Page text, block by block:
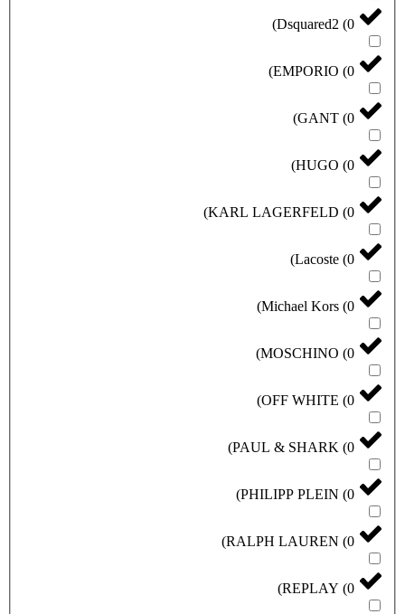
Dsquared2 (0
)
EMPORIO (0
)
GANT (0
)
HUGO (0
)
KARL LAGERFELD (0
)
Lacoste (0
)
Michael Kors (0
)
MOSCHINO (0
)
OFF WHITE (0
)
PAUL & SHARK (0
)
PHILIPP PLEIN (0
)
RALPH LAUREN (0
)
REPLAY (0
)